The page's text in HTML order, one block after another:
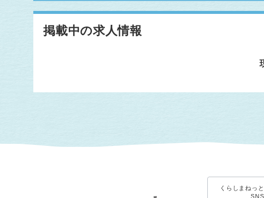
掲載中の求人情報
くらしまねっ
SNS